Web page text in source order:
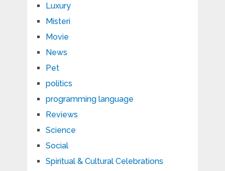
Luxury
Misteri
Movie
News
Pet
politics
programming language
Reviews
Science
Social
Spiritual & Cultural Celebrations